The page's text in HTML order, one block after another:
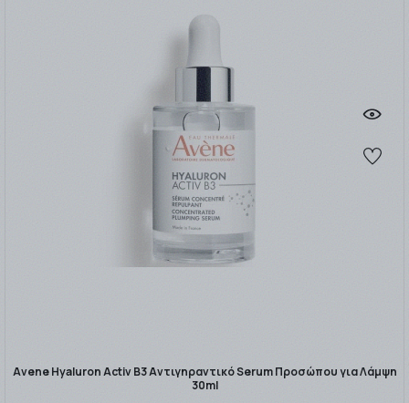
Avene Hyaluron Activ B3 Αντιγηραντικό Serum Προσώπου για Λάμψη
30ml